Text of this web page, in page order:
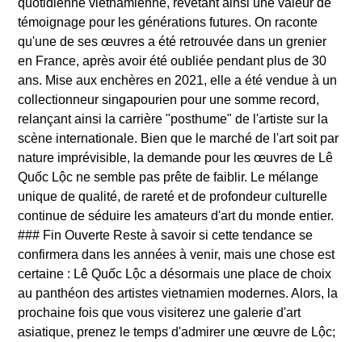
quotidienne vietnamienne, revêtant ainsi une valeur de
témoignage pour les générations futures. On raconte
qu'une de ses œuvres a été retrouvée dans un grenier
en France, après avoir été oubliée pendant plus de 30
ans. Mise aux enchères en 2021, elle a été vendue à un
collectionneur singapourien pour une somme record,
relançant ainsi la carrière "posthume" de l'artiste sur la
scène internationale. Bien que le marché de l'art soit par
nature imprévisible, la demande pour les œuvres de Lê
Quốc Lộc ne semble pas prête de faiblir. Le mélange
unique de qualité, de rareté et de profondeur culturelle
continue de séduire les amateurs d'art du monde entier.
### Fin Ouverte Reste à savoir si cette tendance se
confirmera dans les années à venir, mais une chose est
certaine : Lê Quốc Lộc a désormais une place de choix
au panthéon des artistes vietnamien modernes. Alors, la
prochaine fois que vous visiterez une galerie d'art
asiatique, prenez le temps d'admirer une œuvre de Lộc;